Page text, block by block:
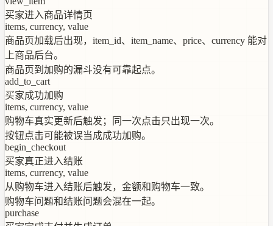
买家进入商品详情页
items, currency, value
商品页加载后出现，item_id、item_name、price、currency 能对
上商品后台。
商品页到加购的漏斗没有可靠起点。
add_to_cart
买家成功加购
items, currency, value
购物车真实更新后触发；同一次点击只出现一次。
按钮点击可能被误当成成功加购。
begin_checkout
买家真正进入结账
items, currency, value
从购物车进入结账后触发，金额和购物车一致。
购物车问题和结账问题会混在一起。
purchase